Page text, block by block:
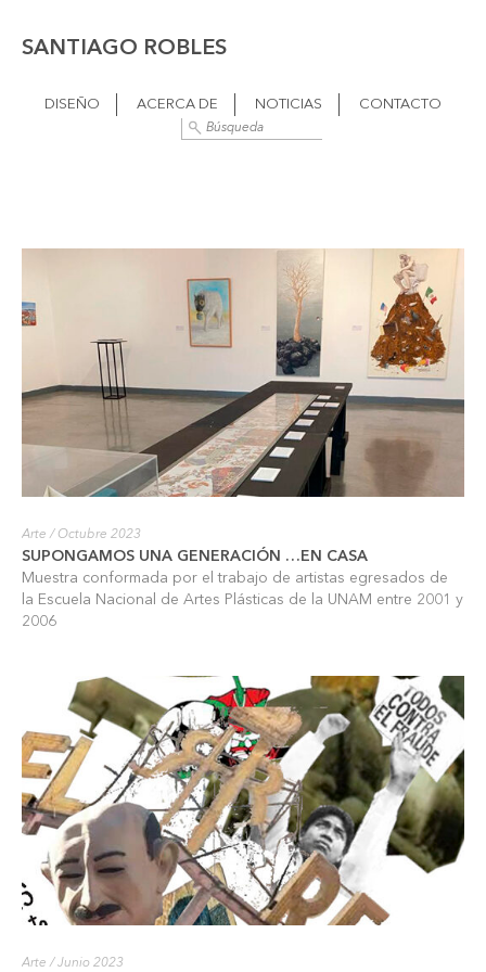
SANTIAGO ROBLES
DISEÑO ACERCA DE NOTICIAS CONTACTO
Arte / Octubre 2023
SUPONGAMOS UNA GENERACIÓN …EN CASA
Muestra conformada por el trabajo de artistas egresados de
la Escuela Nacional de Artes Plásticas de la UNAM entre 2001 y
2006
Arte / Junio 2023